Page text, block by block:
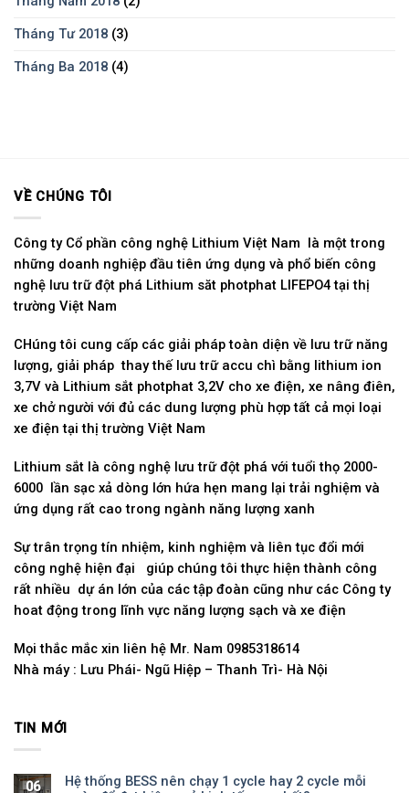
Tháng Tư 2018 (3)
Tháng Ba 2018 (4)
VỀ CHÚNG TÔI
Công ty Cổ phần công nghệ Lithium Việt Nam là một trong
những doanh nghiệp đầu tiên ứng dụng và phổ biến công
nghệ lưu trữ đột phá Lithium săt photphat LIFEPO4 tại thị
trường Việt Nam
CHúng tôi cung cấp các giải pháp toàn diện về lưu trữ năng
lượng, giải pháp thay thế lưu trữ accu chì bằng lithium ion
3,7V và Lithium sắt photphat 3,2V cho xe điện, xe nâng điên,
xe chở người với đủ các dung lượng phù hợp tất cả mọi loại
xe điện tại thị trường Việt Nam
Lithium sắt là công nghệ lưu trữ đột phá với tuổi thọ 2000-
6000 lần sạc xả dòng lớn hứa hẹn mang lại trải nghiệm và
ứng dụng rất cao trong ngành năng lượng xanh
Sự trân trọng tín nhiệm, kinh nghiệm và liên tục đổi mới
công nghệ hiện đại giúp chúng tôi thực hiện thành công
rất nhiều dự án lớn của các tập đoàn cũng như các Công ty
hoat động trong lĩnh vực năng lượng sạch và xe điện
Mọi thắc mắc xin liên hệ Mr. Nam 0985318614
Nhà máy : Lưu Phái- Ngũ Hiệp – Thanh Trì- Hà Nội
TIN MỚI
06
Hệ thống BESS nên chạy 1 cycle hay 2 cycle mỗi